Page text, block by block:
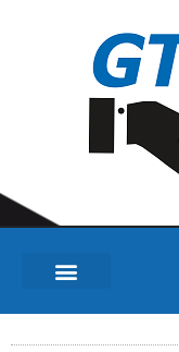
Changement